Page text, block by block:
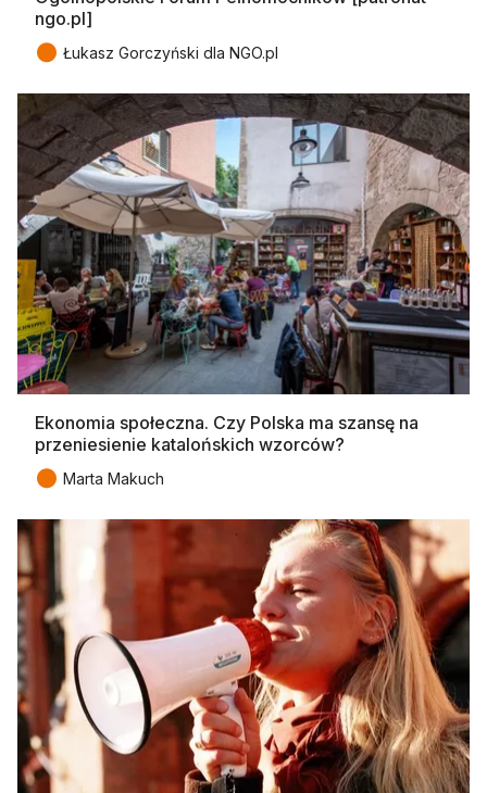
ngo.pl]
● Łukasz Gorczyński dla NGO.pl
Ekonomia społeczna. Czy Polska ma szansę na
przeniesienie katalońskich wzorców?
● Marta Makuch